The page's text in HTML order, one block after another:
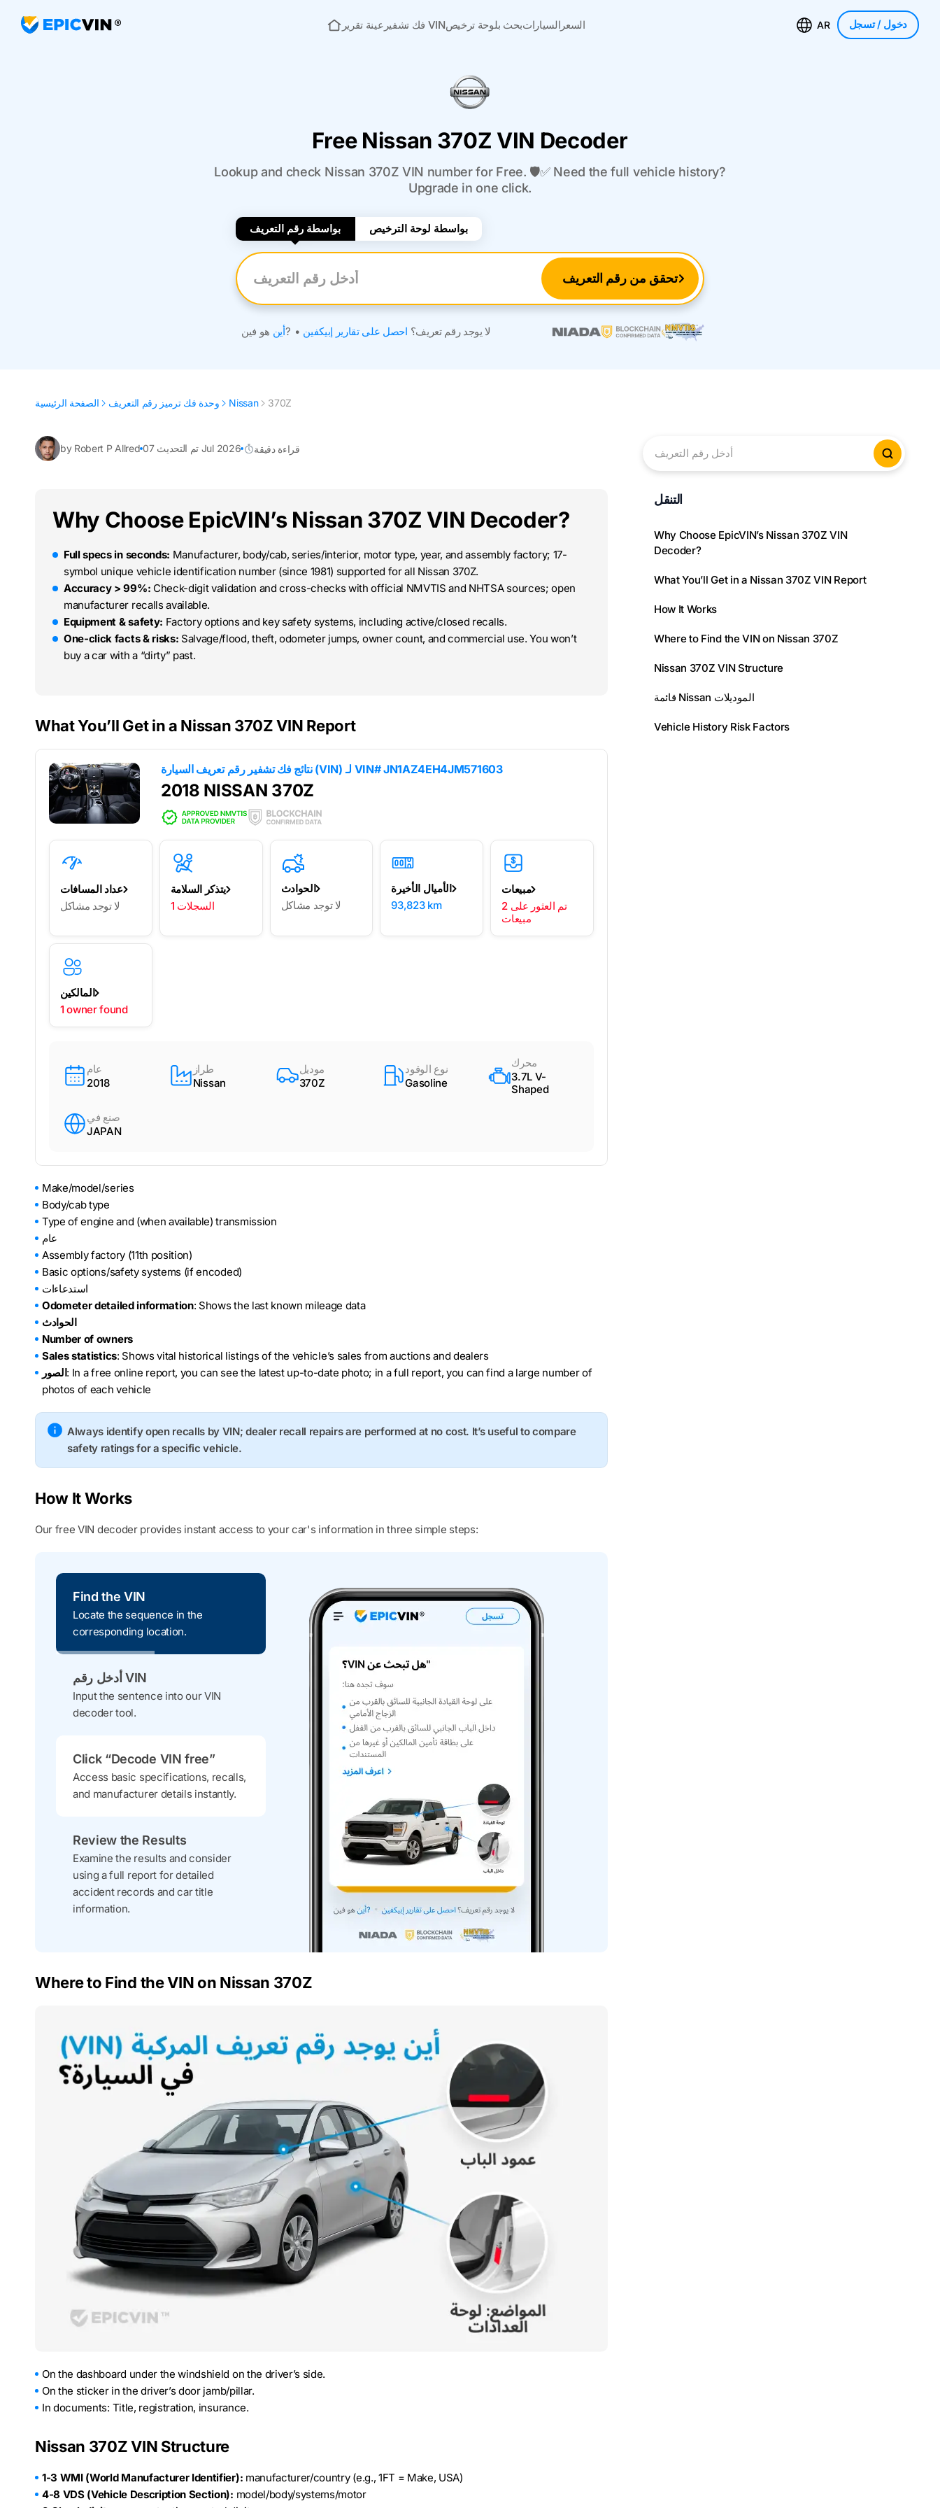
الصفحة الرئيسية
عينة تقرير فك تشفير VINبحث بلوحة ترخيصالسيارات السعر AR دخول/ تسجل
Free Nissan 370Z VIN Decoder
Lookup and check Nissan 370Z VIN number for Free. 🛡️✅ Need the full vehicle history?
Upgrade in one click.
بواسطة رقم التعريف بواسطة لوحة الترخيص
أدخل رقم التعريف تحقق من رقم التعريف
أينهو فين? • لا يوجد رقم تعريف؟ احصل على تقارير إبيكفين
الصفحة الرئيسية وحدة فك ترميز رقم التعريف Nissan 370Z
by Robert P Allred تم التحديث 07 Jul 2026 قراءة دقيقة
Why Choose EpicVIN’s Nissan 370Z VIN Decoder?
Full specs in seconds: Manufacturer, body/cab, series/interior, motor type, year, and assembly factory; 17-
symbol unique vehicle identification number (since 1981) supported for all Nissan 370Z.
Accuracy > 99%: Check-digit validation and cross-checks with official NMVTIS and NHTSA sources; open
manufacturer recalls available.
Equipment & safety: Factory options and key safety systems, including active/closed recalls.
One-click facts & risks: Salvage/flood, theft, odometer jumps, owner count, and commercial use. You won’t
buy a car with a “dirty” past.
What You’ll Get in a Nissan 370Z VIN Report
نتائج فك تشفير رقم تعريف السيارة (VIN) لـ VIN# JN1AZ4EH4JM571603
2018 NISSAN 370Z
عداد المسافات
لا توجد مشاكل
يتذكر السلامة
1 السجلات
الحوادث
لا توجد مشاكل
الأميال الأخيرة
93,823 km
مبيعات
2 تم العثور على
مبيعات
المالكين
1 owner found
عام
2018
طراز
Nissan
موديل
370Z
نوع الوقود
Gasoline
محرك
3.7L V-
Shaped
صنع في
JAPAN
Make/model/series
Body/cab type
Type of engine and (when available) transmission
عام
Assembly factory (11th position)
Basic options/safety systems (if encoded)
استدعاءات
Odometer detailed information: Shows the last known mileage data
الحوادث
Number of owners
Sales statistics: Shows vital historical listings of the vehicle’s sales from auctions and dealers
الصور : In a free online report, you can see the latest up-to-date photo; in a full report, you can find a large number of
photos of each vehicle
Always identify open recalls by VIN; dealer recall repairs are performed at no cost. It’s useful to compare
safety ratings for a specific vehicle.
How It Works
Our free VIN decoder provides instant access to your car's information in three simple steps:
Find the VIN
Locate the sequence in the
corresponding location.
أدخل رقم VIN
Input the sentence into our VIN
decoder tool.
Click “Decode VIN free”
Access basic specifications, recalls,
and manufacturer details instantly.
Review the Results
Examine the results and consider
using a full report for detailed
accident records and car title
information.
Where to Find the VIN on Nissan 370Z
On the dashboard under the windshield on the driver’s side.
On the sticker in the driver’s door jamb/pillar.
In documents: Title, registration, insurance.
Nissan 370Z VIN Structure
1-3 WMI (World Manufacturer Identifier): manufacturer/country (e.g., 1FT = Make, USA)
4-8 VDS (Vehicle Description Section): model/body/systems/motor
أدخل رقم التعريف من
التنقل
Why Choose EpicVIN’s Nissan 370Z VIN
Decoder?
What You’ll Get in a Nissan 370Z VIN Report
How It Works
Where to Find the VIN on Nissan 370Z
Nissan 370Z VIN Structure
قائمة Nissan الموديلات
Vehicle History Risk Factors